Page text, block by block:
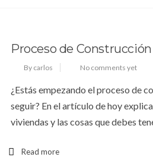
Proceso de
By carlos No comments yet
¿Estás empezando el proceso de
seguir? En el artículo de hoy
viviendas y las cosas que debes
Read more